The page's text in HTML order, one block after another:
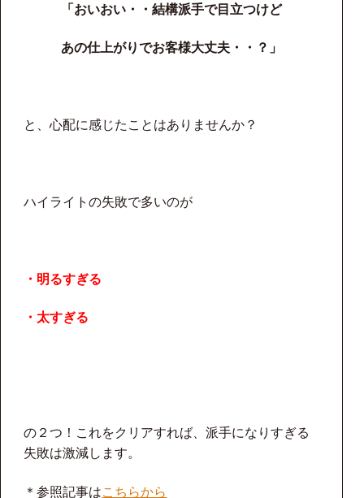
「おいおい・・結構派手で目立つけど
あの仕上がりでお客様大丈夫・・？」
と、心配に感じたことはありませんか？
ハイライトの失敗で多いのが
・明るすぎる
・太すぎる
の２つ！これをクリアすれば、派手になりすぎる
失敗は激減します。
＊参照記事はこちらから